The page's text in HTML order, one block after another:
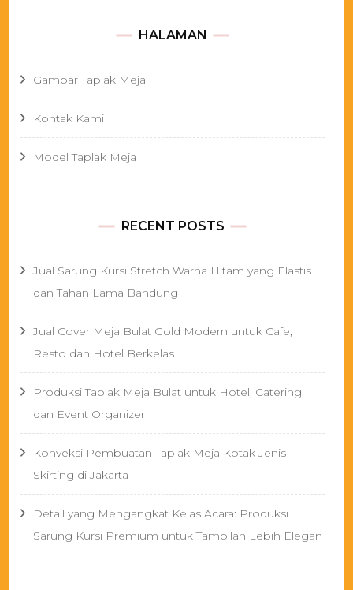
HALAMAN
Gambar Taplak Meja
Kontak Kami
Model Taplak Meja
RECENT POSTS
Jual Sarung Kursi Stretch Warna Hitam yang Elastis
dan Tahan Lama Bandung
Jual Cover Meja Bulat Gold Modern untuk Cafe,
Resto dan Hotel Berkelas
Produksi Taplak Meja Bulat untuk Hotel, Catering,
dan Event Organizer
Konveksi Pembuatan Taplak Meja Kotak Jenis
Skirting di Jakarta
Detail yang Mengangkat Kelas Acara: Produksi
Sarung Kursi Premium untuk Tampilan Lebih Elegan